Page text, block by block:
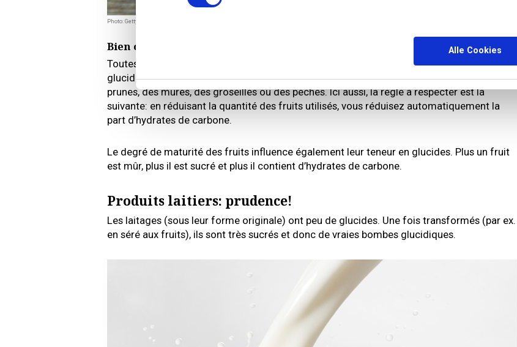
Alle Cookies
Photo: Getty Images
Bien choisir ses fruits
Toutes les variétés de fruits n’ont pas la même teneur en sucre. Pour une cuisine pauvre en
glucides, utilisez plutôt des fruits peu sucrés. Vous pouvez opter par exemple pour des
prunes, des mûres, des groseilles ou des pêches. Ici aussi, la règle à respecter est la
suivante: en réduisant la quantité des fruits utilisés, vous réduisez automatiquement la
part d’hydrates de carbone.
Le degré de maturité des fruits influence également leur teneur en glucides. Plus un fruit
est mûr, plus il est sucré et plus il contient d’hydrates de carbone.
Produits laitiers: prudence!
Les laitages (sous leur forme originale) ont peu de glucides. Une fois transformés (par ex.
en séré aux fruits), ils sont très sucrés et donc de vraies bombes glucidiques.